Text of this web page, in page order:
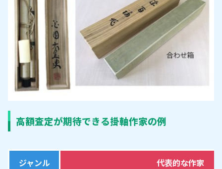
高額査定が期待できる掛軸作家の例
ジャンル 代表的な作家